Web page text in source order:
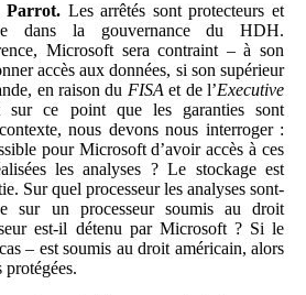
Parrot. Les arrêtés sont protecteurs et
dans la gouvernance du HDH.
Microsoft sera contraint – à son
accès aux données, si son supérieur
en raison du FISA et de l’Executive
sur ce point que les garanties sont
nous devons nous interroger :
pour Microsoft d’avoir accès à ces
les analyses ? Le stockage est
Sur quel processeur les analyses sont-
sur un processeur soumis au droit
est-il détenu par Microsoft ? Si le
– est soumis au droit américain, alors
protégées.